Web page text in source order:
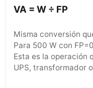
VA = W ÷ FP
Misma conversión
Para 500 W con
Esta es la operación
UPS, transformador